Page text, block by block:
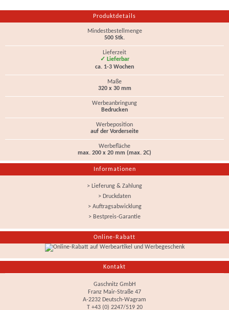
Produktdetails
Mindestbestellmenge
500 Stk.
Lieferzeit
✓ Lieferbar
ca. 1-3 Wochen
Maße
320 x 30 mm
Werbeanbringung
Bedrucken
Werbeposition
auf der Vorderseite
Werbefläche
max. 200 x 20 mm (max. 2C)
Informationen
> Lieferung & Zahlung
> Druckdaten
> Auftragsabwicklung
> Bestpreis-Garantie
Online-Rabatt
Kontakt
Gaschnitz GmbH
Franz Mair-Straße 47
A-2232 Deutsch-Wagram
T +43 (0) 2247/519 20